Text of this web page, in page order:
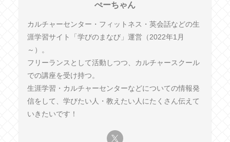
ぺーちゃん
カルチャーセンター・フィットネス・英会話などの生
涯学習サイト「学びのまなび」運営（2022年1月
～）。
フリーランスとして活動しつつ、カルチャースクール
での講座を受け持つ。
生涯学習・カルチャーセンターなどについての情報発
信をして、学びたい人・教えたい人にたくさん伝えて
いきたいです！